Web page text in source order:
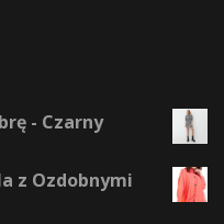
- Czarny
z Ozdobnymi